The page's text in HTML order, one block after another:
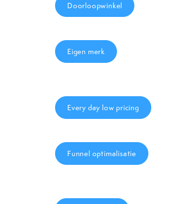
Doorloopwinkel
Eigen merk
Every day low pricing
Funnel optimalisatie